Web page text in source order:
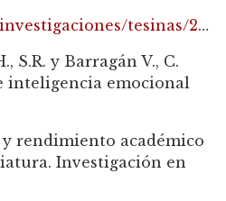
http://www.ub.edu.ar/investigaciones/tesinas/207_salotti.pdf
S.R. y Barragán V., C.
inteligencia emocional
rendimiento académico
Investigación en